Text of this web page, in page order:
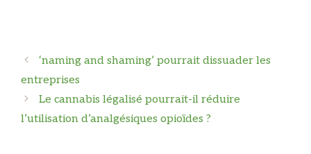
Navigation
des
articles
‘naming and shaming’ pourrait dissuader les
entreprises
Le cannabis légalisé pourrait-il réduire
l’utilisation d’analgésiques opioïdes ?